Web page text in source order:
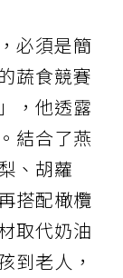
必須是簡
蔬食競賽
，他透露
結合了燕
、胡蘿
搭配橄欖
取代奶油
到老人，